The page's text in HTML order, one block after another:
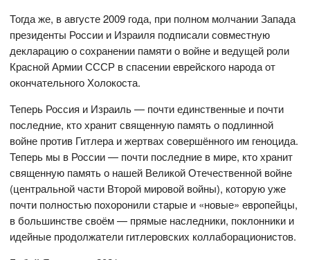
Тогда же, в августе 2009 года, при полном молчании Запада
президенты России и Израиля подписали совместную
декларацию о сохранении памяти о войне и ведущей роли
Красной Армии СССР в спасении еврейского народа от
окончательного Холокоста.
Теперь Россия и Израиль — почти единственные и почти
последние, кто хранит священную память о подлинной
войне против Гитлера и жертвах совершённого им геноцида.
Теперь мы в России — почти последние в мире, кто хранит
священную память о нашей Великой Отечественной войне
(центральной части Второй мировой войны), которую уже
почти полностью похоронили старые и «новые» европейцы,
в большинстве своём — прямые наследники, поклонники и
идейные продолжатели гитлеровских коллаборационистов.